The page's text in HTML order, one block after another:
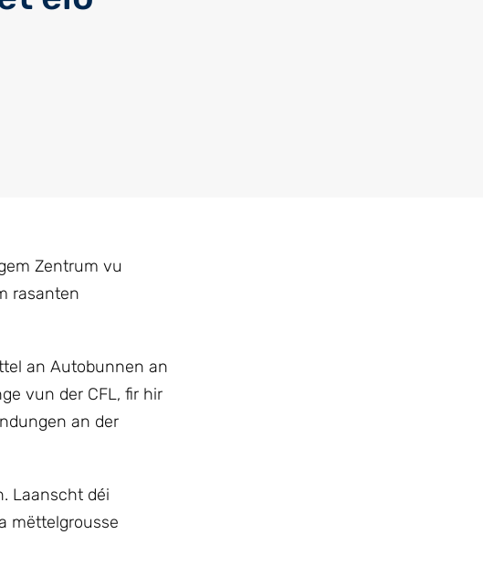
Zentrum vu
rasanten
an Autobunnen an
vun der CFL, fir hir
an der
Laanscht déi
mëttelgrousse